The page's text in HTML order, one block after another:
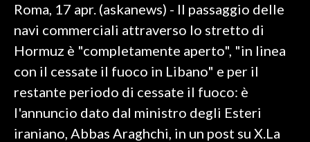
CALCIO REGIONALE
BASKET
VOLLEY
MOTORI
TENNIS
ALTRI SPORT
Roma, 17 apr. (askanews) - Il passaggio delle
navi commerciali attraverso lo stretto di
Hormuz è "completamente aperto", "in linea
con il cessate il fuoco in Libano" e per il
restante periodo di cessate il fuoco: è
l'annuncio dato dal ministro degli Esteri
iraniano, Abbas Araghchi, in un post su X.La